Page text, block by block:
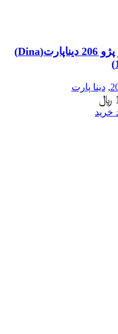
اتوماتیک استارت طرح یوگسلاو پژو 206 دیناپارت(Dina)
,دینا پارت
﷼
خرید